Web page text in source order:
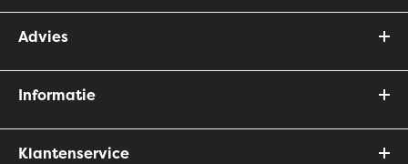
Advies
Informatie
Klantenservice